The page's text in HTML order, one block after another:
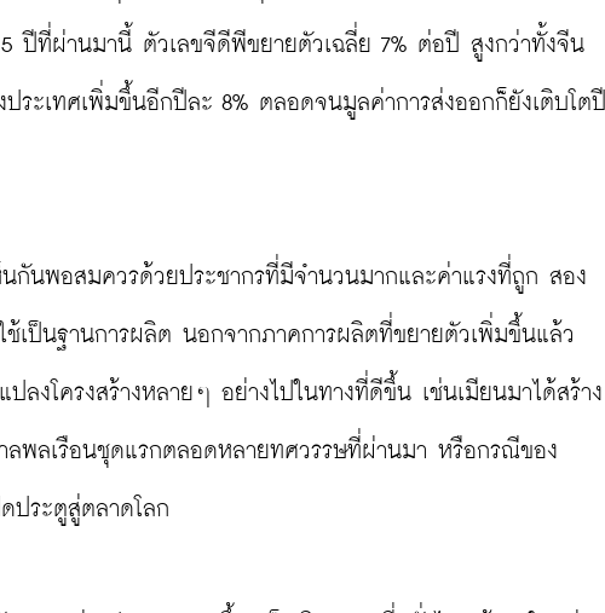
ปีที่ผ่านมานี้ ตัวเลขจีดีพีขยายตัวเฉลี่ย 7% ต่อปี สูงกว่าทั้งจีน
ระเทศเพิ่มขึ้นอีกปีละ 8% ตลอดจนมูลค่าการส่งออกก็ยังเติบโตปี
กันพอสมควรด้วยประชากรที่มีจำนวนมากและค่าแรงที่ถูก สอง
เป็นฐานการผลิต นอกจากภาคการผลิตที่ขยายตัวเพิ่มขึ้นแล้ว
ลงโครงสร้างหลายๆ อย่างไปในทางที่ดีขึ้น เช่นเมียนมาได้สร้าง
ลพลเรือนชุดแรกตลอดหลายทศวรรษที่ผ่านมา หรือกรณีของ
ประตูสู่ตลาดโลก